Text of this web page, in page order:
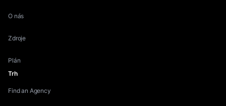
O nás
Zdroje
Plán
Trh
Find an Agency